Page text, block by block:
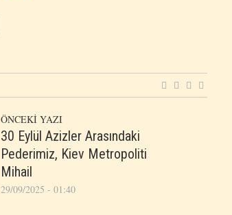
ÖNCEKİ YAZI
30 Eylül Azizler Arasındaki
Pederimiz, Kiev Metropoliti
Mihail
29/09/2025 - 01:40